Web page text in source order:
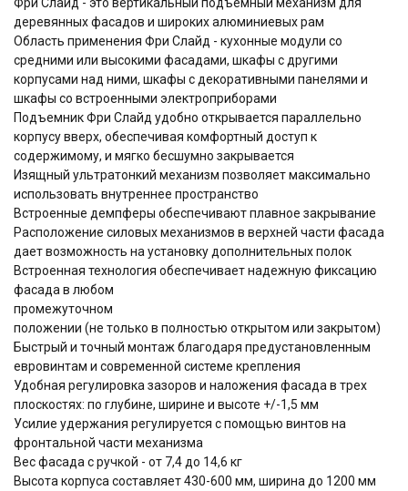
деревянных фасадов и широких алюминиевых рам
Область применения Фри Слайд - кухонные модули со
средними или высокими фасадами, шкафы с другими
корпусами над ними, шкафы с декоративными панелями и
шкафы со встроенными электроприборами
Подъемник Фри Слайд удобно открывается параллельно
корпусу вверх, обеспечивая комфортный доступ к
содержимому, и мягко бесшумно закрывается
Изящный ультратонкий механизм позволяет максимально
использовать внутреннее пространство
Встроенные демпферы обеспечивают плавное закрывание
Расположение силовых механизмов в верхней части фасада
дает возможность на установку дополнительных полок
Встроенная технология обеспечивает надежную фиксацию
фасада в любом
промежуточном
положении (не только в полностью открытом или закрытом)
Быстрый и точный монтаж благодаря предустановленным
евровинтам и современной системе крепления
Удобная регулировка зазоров и наложения фасада в трех
плоскостях: по глубине, ширине и высоте +/-1,5 мм
Усилие удержания регулируется с помощью винтов на
фронтальной части механизма
Вес фасада с ручкой - от 7,4 до 14,6 кг
Высота корпуса составляет 430-600 мм, ширина до 1200 мм